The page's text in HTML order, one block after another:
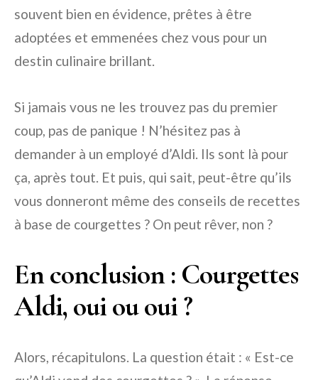
souvent bien en évidence, prêtes à être
adoptées et emmenées chez vous pour un
destin culinaire brillant.
Si jamais vous ne les trouvez pas du premier
coup, pas de panique ! N’hésitez pas à
demander à un employé d’Aldi. Ils sont là pour
ça, après tout. Et puis, qui sait, peut-être qu’ils
vous donneront même des conseils de recettes
à base de courgettes ? On peut rêver, non ?
En conclusion : Courgettes
Aldi, oui ou oui ?
Alors, récapitulons. La question était : « Est-ce